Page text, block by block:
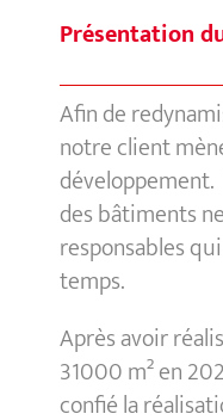
Présentation
Afin de
notre client
des bâtiments
responsables
temps.
Après avoir
31000 m² en
confié la